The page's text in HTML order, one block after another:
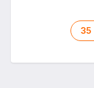
35